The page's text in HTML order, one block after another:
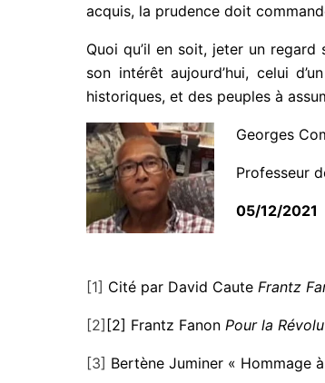
acquis, la prudence doit
Quoi qu’il en soit, jeter un
son intérêt aujourd’hui, celui
historiques, et des peuples à
Georges
Professeur
05/12/2021
[1] Cité par David Caute Frantz
[2][2] Frantz Fanon Pour la
[3] Bertène Juminer « Hommage